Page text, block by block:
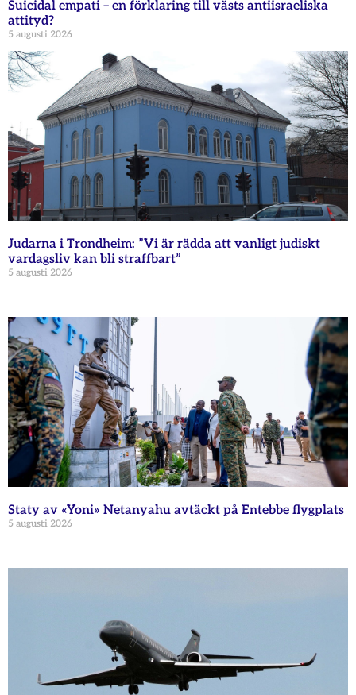
Suicidal empati – en förklaring till västs antiisraeliska
attityd?
5 augusti 2026
Judarna i Trondheim: ”Vi är rädda att vanligt judiskt
vardagsliv kan bli straffbart”
5 augusti 2026
Staty av «Yoni» Netanyahu avtäckt på Entebbe flygplats
5 augusti 2026